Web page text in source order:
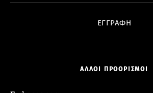
ΕΓΓΡΑΦΗ
ΑΛΛΟΙ ΠΡΟΟΡΙΣΜΟΙ